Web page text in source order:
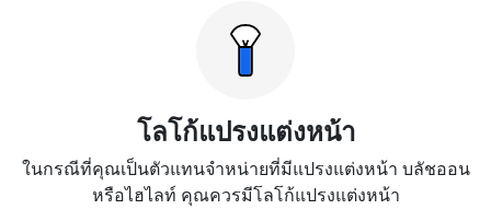
โลโก้แปรงแต่งหน้า
ในกรณีที่คุณเป็นตัวแทนจำหน่ายที่มีแปรงแต่งหน้า บลัชออน
หรือไฮไลท์ คุณควรมีโลโก้แปรงแต่งหน้า